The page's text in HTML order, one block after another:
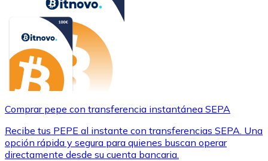
Comprar pepe con transferencia instantánea SEPA
Recibe tus PEPE al instante con transferencias SEPA. Una
opción rápida y segura para quienes buscan operar
directamente desde su cuenta bancaria.